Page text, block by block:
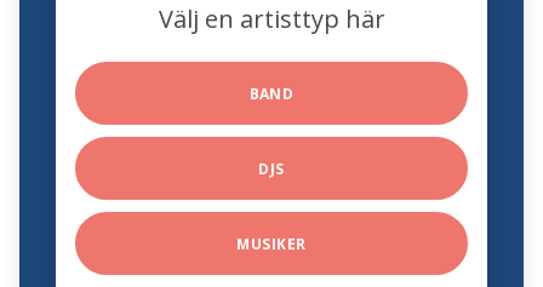
Välj en artisttyp här
BAND
DJS
MUSIKER